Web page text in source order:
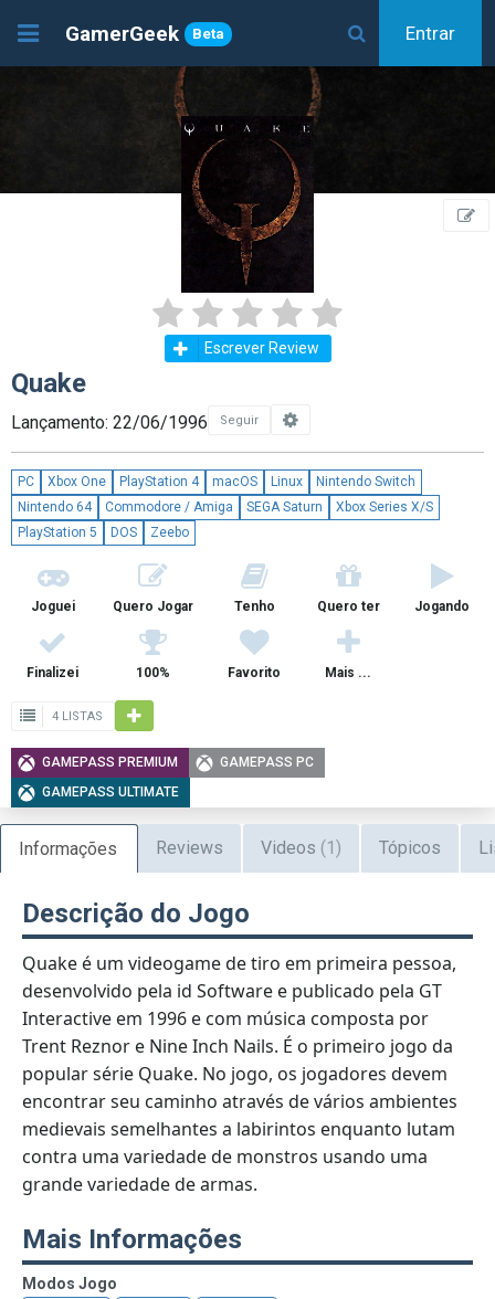
GamerGeek Beta Entrar
Escrever Review
Quake
Lançamento: 22/06/1996 Seguir
PC Xbox One PlayStation 4 macOS Linux
Nintendo Switch
Nintendo 64
Commodore / Amiga SEGA Saturn
Xbox Series X/S
PlayStation 5
DOS Zeebo
Joguei Quero Jogar Tenho Quero ter Jogando
Finalizei 100% Favorito Mais ...
4 LISTAS
GAMEPASS PREMIUM
GAMEPASS PC
GAMEPASS ULTIMATE
Informações Reviews Videos (1) Tópicos
Descrição do Jogo
Quake é um videogame de tiro em primeira pessoa,
desenvolvido pela id Software e publicado pela GT
Interactive em 1996 e com música composta por
Trent Reznor e Nine Inch Nails. É o primeiro jogo da
popular série Quake. No jogo, os jogadores devem
encontrar seu caminho através de vários ambientes
medievais semelhantes a labirintos enquanto lutam
contra uma variedade de monstros usando uma
grande variedade de armas.
Mais Informações
Modos Jogo